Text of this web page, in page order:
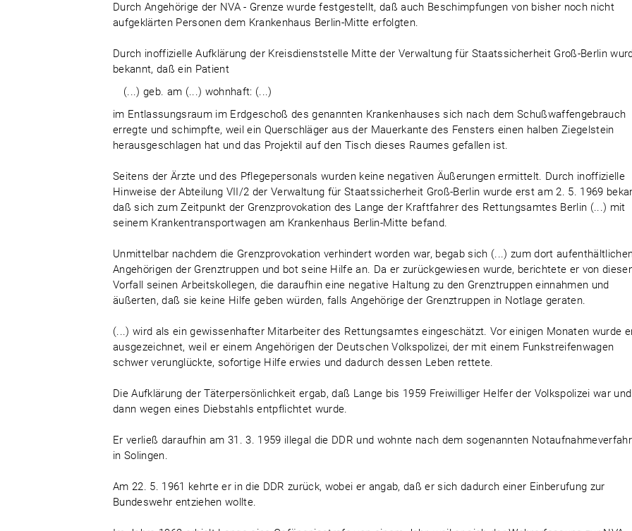
Durch Angehörige der NVA - Grenze wurde festgestellt, daß auch Beschimpfungen von bisher noch nicht
aufgeklärten Personen dem Krankenhaus Berlin-Mitte erfolgten.
Durch inoffizielle Aufklärung der Kreisdienststelle Mitte der Verwaltung für Staatssicherheit Groß-Berlin
bekannt, daß ein Patient
(...) geb. am (...) wohnhaft: (...)
im Entlassungsraum im Erdgeschoß des genannten Krankenhauses sich nach dem Schußwaffengebrauch
erregte und schimpfte, weil ein Querschläger aus der Mauerkante des Fensters einen halben Ziegelstein
herausgeschlagen hat und das Projektil auf den Tisch dieses Raumes gefallen ist.
Seitens der Ärzte und des Pflegepersonals wurden keine negativen Äußerungen ermittelt. Durch inoffizielle
Hinweise der Abteilung VII/2 der Verwaltung für Staatssicherheit Groß-Berlin wurde erst am 2. 5. 1969
daß sich zum Zeitpunkt der Grenzprovokation des Lange der Kraftfahrer des Rettungsamtes Berlin (...) mit
seinem Krankentransportwagen am Krankenhaus Berlin-Mitte befand.
Unmittelbar nachdem die Grenzprovokation verhindert worden war, begab sich (...) zum dort
Angehörigen der Grenztruppen und bot seine Hilfe an. Da er zurückgewiesen wurde, berichtete er von
Vorfall seinen Arbeitskollegen, die daraufhin eine negative Haltung zu den Grenztruppen einnahmen und
äußerten, daß sie keine Hilfe geben würden, falls Angehörige der Grenztruppen in Notlage geraten.
(...) wird als ein gewissenhafter Mitarbeiter des Rettungsamtes eingeschätzt. Vor einigen Monaten wurde
ausgezeichnet, weil er einem Angehörigen der Deutschen Volkspolizei, der mit einem Funkstreifenwagen
schwer verunglückte, sofortige Hilfe erwies und dadurch dessen Leben rettete.
Die Aufklärung der Täterpersönlichkeit ergab, daß Lange bis 1959 Freiwilliger Helfer der Volkspolizei war und
dann wegen eines Diebstahls entpflichtet wurde.
Er verließ daraufhin am 31. 3. 1959 illegal die DDR und wohnte nach dem sogenannten
in Solingen.
Am 22. 5. 1961 kehrte er in die DDR zurück, wobei er angab, daß er sich dadurch einer Einberufung zur
Bundeswehr entziehen wollte.